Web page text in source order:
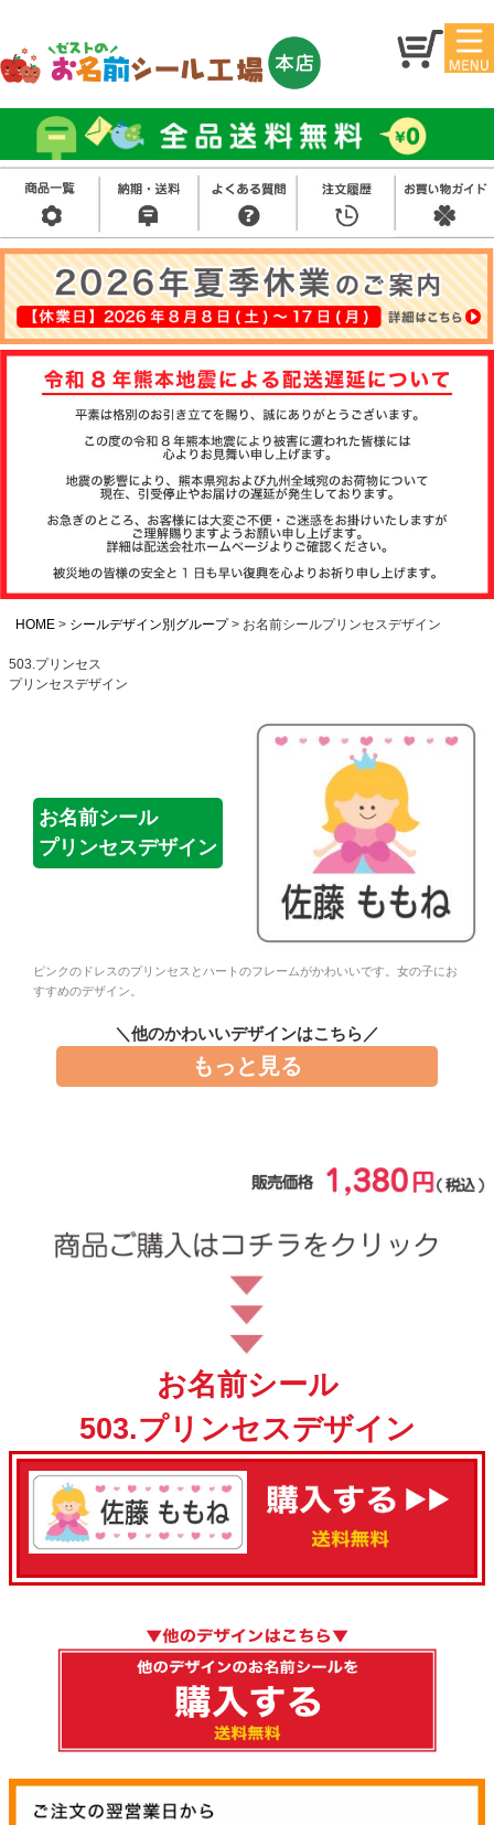
マイ
ジ
お名
前シ
ール
アイ
ロン
シー
ル
お買
い得
セッ
ト
スタ
ンプ
その
他
注文履歴
て
よくある質問
商品ガイド
らせ
会員登録
HOME シールデザイン別グループ お名前シールプリンセスデザイン
503.プリンセス
プリンセスデザイン
お名前シール
プリンセスデザイン
ピンクのドレスのプリンセスとハートのフレームがかわいいです。女の子にお
すすめのデザイン。
＼他のかわいいデザインはこちら／
もっと見る
お名前シール
503.プリンセスデザイン